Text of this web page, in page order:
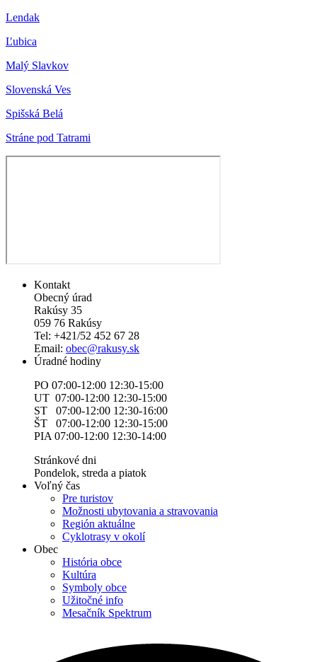
Lendak
Ľubica
Malý Slavkov
Slovenská Ves
Spišská Belá
Stráne pod Tatrami
Kontakt
Obecný úrad
Rakúsy 35
059 76 Rakúsy
Tel: +421/52 452 67 28
Email: obec@rakusy.sk
Úradné hodiny
PO 07:00-12:00 12:30-15:00
UT 07:00-12:00 12:30-15:00
ST 07:00-12:00 12:30-16:00
ŠT 07:00-12:00 12:30-15:00
PIA 07:00-12:00 12:30-14:00
Stránkové dni
Pondelok, streda a piatok
Voľný čas
Pre turistov
Možnosti ubytovania a stravovania
Región aktuálne
Cyklotrasy v okolí
Obec
História obce
Kultúra
Symboly obce
Užitočné info
Mesačník Spektrum